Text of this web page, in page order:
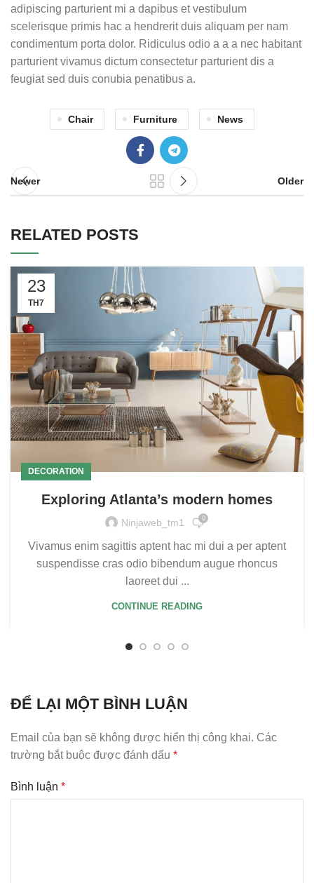
adipiscing parturient mi a dapibus et vestibulum
scelerisque primis hac a hendrerit duis aliquam per nam
condimentum porta dolor. Ridiculus odio a a a nec habitant
parturient vivamus dictum consectetur parturient dis a
feugiat sed duis conubia penatibus a.
Chair Furniture News
Newer Older
RELATED POSTS
23
TH7
DECORATION
Exploring Atlanta’s modern homes
Ninjaweb_tm1 0
Vivamus enim sagittis aptent hac mi dui a per aptent
suspendisse cras odio bibendum augue rhoncus
laoreet dui ...
CONTINUE READING
ĐỂ LẠI MỘT BÌNH LUẬN
Email của bạn sẽ không được hiển thị công khai. Các
trường bắt buộc được đánh dấu *
Bình luận *